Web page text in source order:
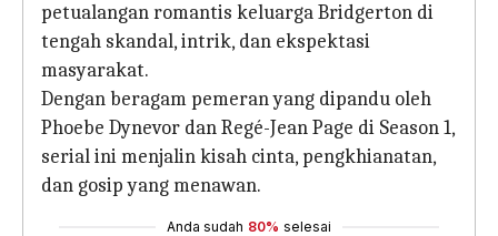
petualangan romantis keluarga Bridgerton di
tengah skandal, intrik, dan ekspektasi
masyarakat.
Dengan beragam pemeran yang dipandu oleh
Phoebe Dynevor dan Regé-Jean Page di Season 1,
serial ini menjalin kisah cinta, pengkhianatan,
dan gosip yang menawan.
Anda sudah 80% selesai